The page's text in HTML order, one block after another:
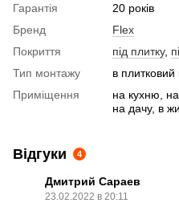
Гарантія
20 років
Бренд
Flex
Покриття
під плитку,
Тип монтажу
в плитковий
Приміщення
на кухню,
на дачу, в
Відгуки 4
Дмитрий Сараев
23.02.2022 в 20:11